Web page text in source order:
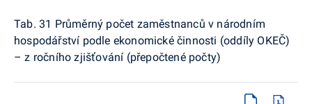
Tab. 31 Průměrný počet zaměstnanců v národním
hospodářství podle ekonomické činnosti (oddíly OKEČ)
– z ročního zjišťování (přepočtené počty)